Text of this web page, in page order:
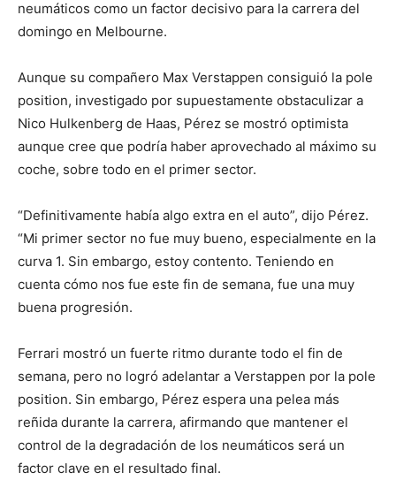
neumáticos como un factor decisivo para la carrera del
domingo en Melbourne.
Aunque su compañero Max Verstappen consiguió la pole
position, investigado por supuestamente obstaculizar a
Nico Hulkenberg de Haas, Pérez se mostró optimista
aunque cree que podría haber aprovechado al máximo su
coche, sobre todo en el primer sector.
“Definitivamente había algo extra en el auto”, dijo Pérez.
“Mi primer sector no fue muy bueno, especialmente en la
curva 1. Sin embargo, estoy contento. Teniendo en
cuenta cómo nos fue este fin de semana, fue una muy
buena progresión.
Ferrari mostró un fuerte ritmo durante todo el fin de
semana, pero no logró adelantar a Verstappen por la pole
position. Sin embargo, Pérez espera una pelea más
reñida durante la carrera, afirmando que mantener el
control de la degradación de los neumáticos será un
factor clave en el resultado final.